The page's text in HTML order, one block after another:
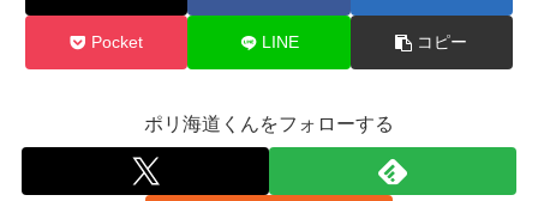
Pocket LINE コピー
ポリ海道くんをフォローする